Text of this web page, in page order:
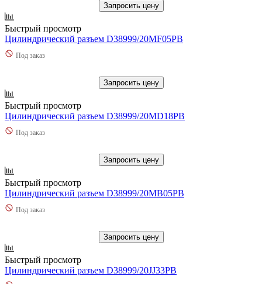
Запросить цену
Быстрый просмотр
Цилиндрический разъем D38999/20MF05PB
Под заказ
Запросить цену
Быстрый просмотр
Цилиндрический разъем D38999/20MD18PB
Под заказ
Запросить цену
Быстрый просмотр
Цилиндрический разъем D38999/20MB05PB
Под заказ
Запросить цену
Быстрый просмотр
Цилиндрический разъем D38999/20JJ33PB